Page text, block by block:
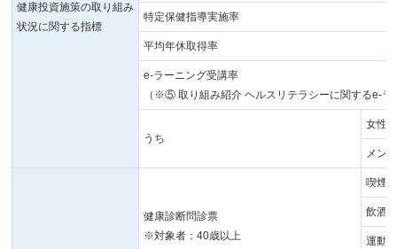
健康投資施策の取り組み
状況に関する指標
特定保健指導実施率
平均年休取得率
e-ラーニング受講率
（※⑤ 取り組み紹介 ヘルスリテラシーに関するe-ラ
うち
女性
メン
健康診断問診票
※対象者：40歳以上
喫煙
飲酒
運動